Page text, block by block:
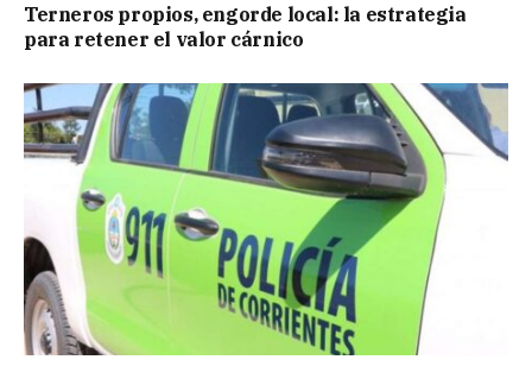
Terneros propios, engorde local: la estrategia
para retener el valor cárnico